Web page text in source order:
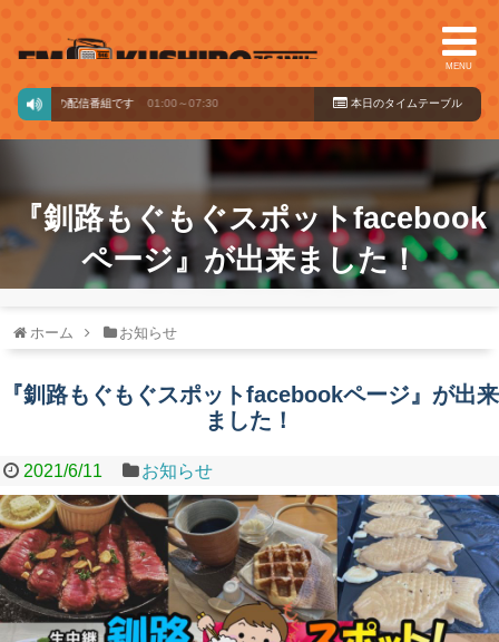
MENU
からの配信番組です 01:00～07:30 本日のタイ ムテーブル
『釧路もぐもぐスポットfacebook
ページ』が出来ました！
ホーム お知らせ
『釧路もぐもぐスポットfacebookページ』が出来
ました！
2021/6/11 お知らせ